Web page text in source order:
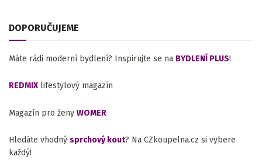
DOPORUČUJEME
Máte rádi moderní bydlení? Inspirujte se na BYDLENÍ PLUS!
REDMIX lifestylový magazín
Magazín pro ženy WOMER
Hledáte vhodný sprchový kout? Na CZkoupelna.cz si vybere
každý!